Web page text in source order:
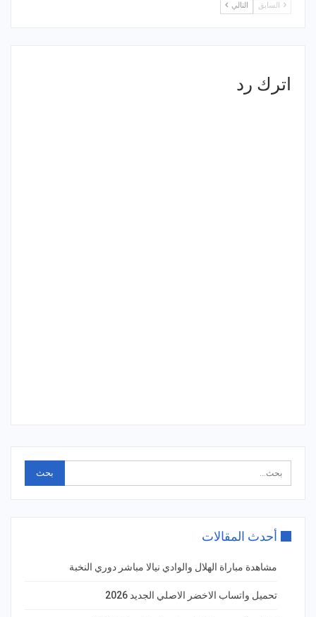
السابق التالي
اترك رد
أحدث المقالات
مشاهدة مباراة الهلال والوادي نيالا مباشر دوري النخبة
تحميل واتساب الاخضر الاصلي الجديد 2026